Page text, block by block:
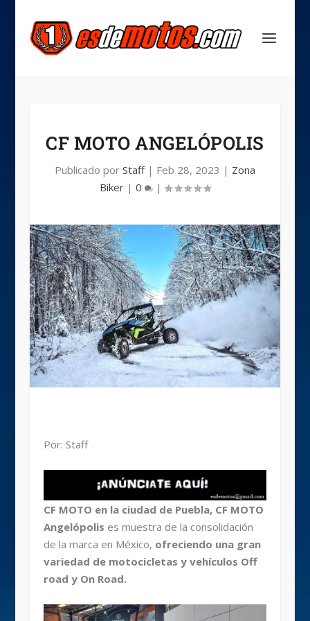
CF MOTO ANGELÓPOLIS
Publicado por Staff| Feb 28, 2023 | Zona
Biker| 0 |
Por: Staff
CF MOTO en la ciudad de Puebla, CF MOTO
Angelópolis es muestra de la consolidación
de la marca en México, ofreciendo una gran
variedad de motocicletas y vehículos Off
road y On Road.